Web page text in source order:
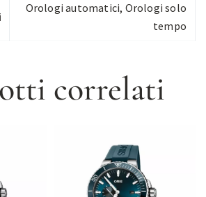
Orologi automatici, Orologi solo
tempo
correlati